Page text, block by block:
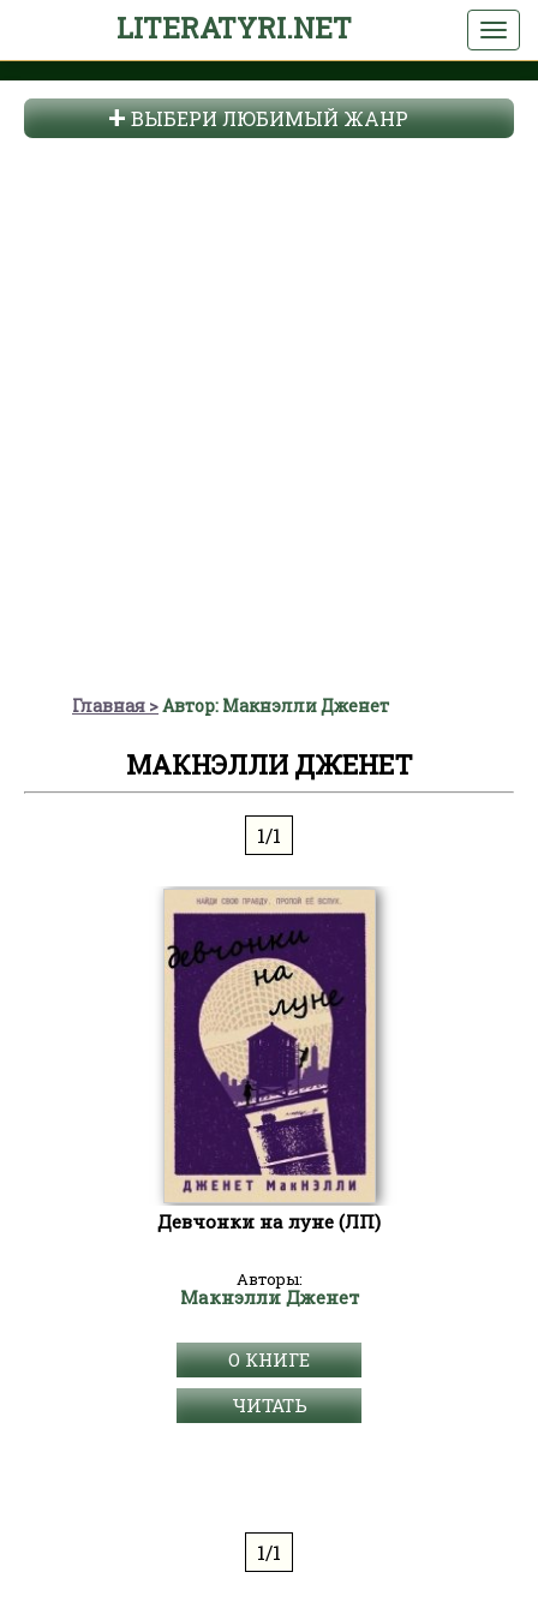
LITERATYRI.NET
ВЫБЕРИ ЛЮБИМЫЙ ЖАНР
Главная Автор: Макнэлли Дженет
МАКНЭЛЛИ ДЖЕНЕТ
1/1
Девчонки на луне (ЛП)
Авторы:
Макнэлли Дженет
О КНИГЕ
ЧИТАТЬ
1/1